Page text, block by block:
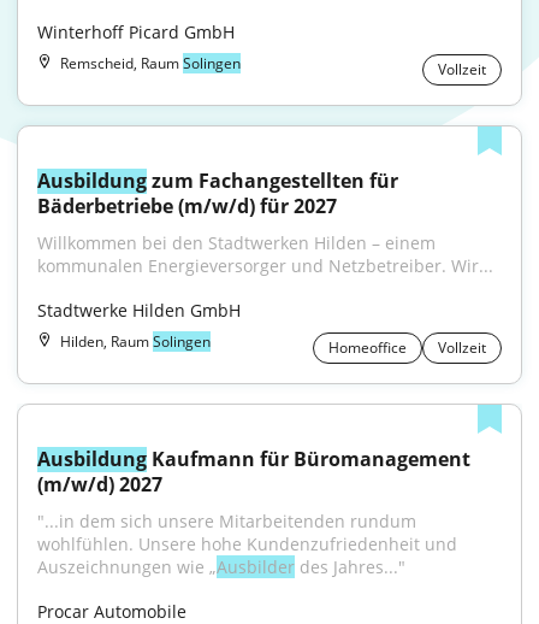
Winterhoff Picard GmbH
Remscheid, RaumSolingen Vollzeit
Ausbildung zum Fachangestellten für
Bäderbetriebe (m/w/d) für 2027
Willkommen bei den Stadtwerken Hilden – einem
kommunalen Energieversorger und Netzbetreiber. Wir...
Stadtwerke Hilden GmbH
Hilden, RaumSolingen Homeoffice Vollzeit
Ausbildung Kaufmann für Büromanagement
(m/w/d) 2027
"...in dem sich unsere Mitarbeitenden rundum
wohlfühlen. Unsere hohe Kundenzufriedenheit und
Auszeichnungen wie „Ausbilder des Jahres..."
Procar Automobile